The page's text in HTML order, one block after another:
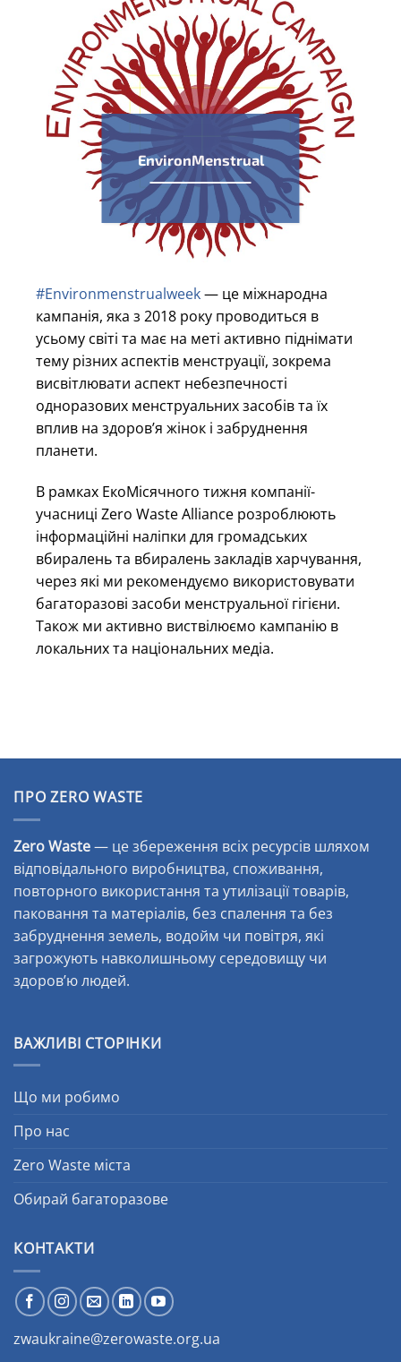
EnvironMenstrual
#Еnvironmenstrualweek— це міжнародна
кампанія, яка з 2018 року проводиться в
усьому світі та має на меті активно піднімати
тему різних аспектів менструації, зокрема
висвітлювати аспект небезпечності
одноразових менструальних засобів та їх
вплив на здоров’я жінок і забруднення
планети.
В рамках ЕкоМісячного тижня компанії-
учасниці Zero Waste Alliance розроблюють
інформаційні наліпки для громадських
вбиралень та вбиралень закладів харчування,
через які ми рекомендуємо використовувати
багаторазові засоби менструальної гігієни.
Також ми активно виствілюємо кампанію в
локальних та національних медіа.
ПРО ZERO WASTE
Zero Waste— це збереження всіх ресурсів шляхом
відповідального виробництва, споживання,
повторного використання та утилізації товарів,
паковання та матеріалів, без спалення та без
забруднення земель, водойм чи повітря, які
загрожують навколишньому середовищу чи
здоров’ю людей.
ВАЖЛИВІ СТОРІНКИ
Що ми робимо
Про нас
Zero Waste міста
Обирай багаторазове
КОНТАКТИ
zwaukraine@zerowaste.org.ua